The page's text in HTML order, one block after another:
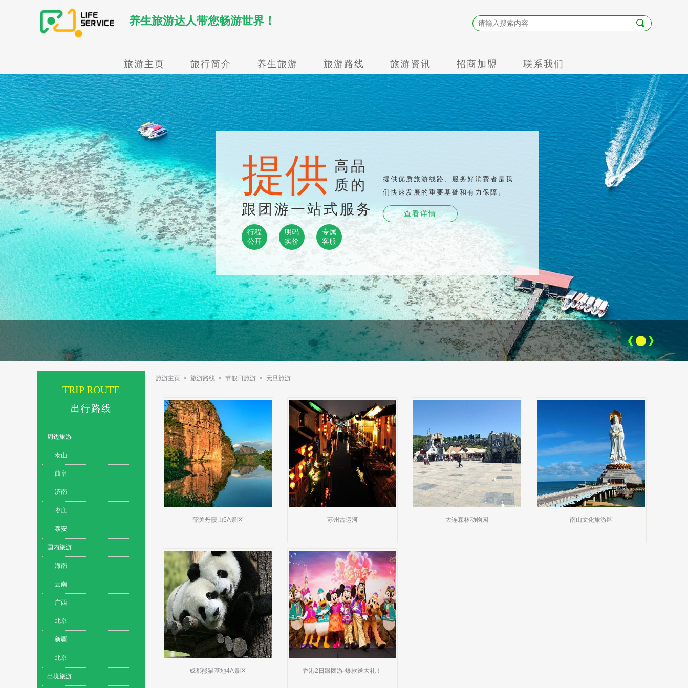
养生旅游达人带您畅游世界！
旅游主页 旅行简介 养生旅游 旅游路线 旅游资讯 招商加盟 联系我们
提供 高品
质的
提供优质旅游线路、服务好消费者是我
们快速发展的重要基础和有力保障。
查看详情
跟团游一站式服务
行程
公开
明码
实价
专属
客服
TRIP ROUTE
出行路线
旅游主页 > 旅游路线 > 节假日旅游 > 元旦旅游
韶关丹霞山5A景区 苏州古运河 大连森林动物园 南山文化旅游区
成都熊猫基地4A景区 香港2日跟团游·爆款送大礼！
周边旅游
泰山
曲阜
济南
枣庄
泰安
国内旅游
海南
云南
广西
北京
新疆
北京
出境旅游